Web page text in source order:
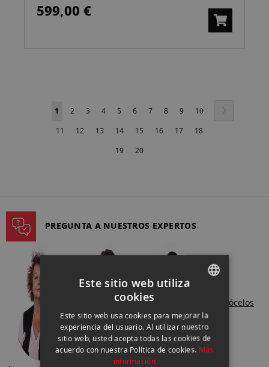
599,00 €
Página
Actualmente
estás
1 Página
2 Página
3 Página
4 Página
5 Página
6 Página
7 Página
8 Página
9 Página
10
Página
11 Página
12 Página
13 Página
14 Página
15 Página
16 Página
17 Página
18
Página
19 Página
20
PREGUNTA A NUESTROS EXPERTOS
Conócelos
ENGLISH
CATALAN
Este sitio web utiliza
cookies
Este sitio web usa cookies para mejorar la
experiencia del usuario. Al utilizar nuestro
sitio web, usted acepta todas las cookies de
acuerdo con nuestra Política de cookies. Más
información